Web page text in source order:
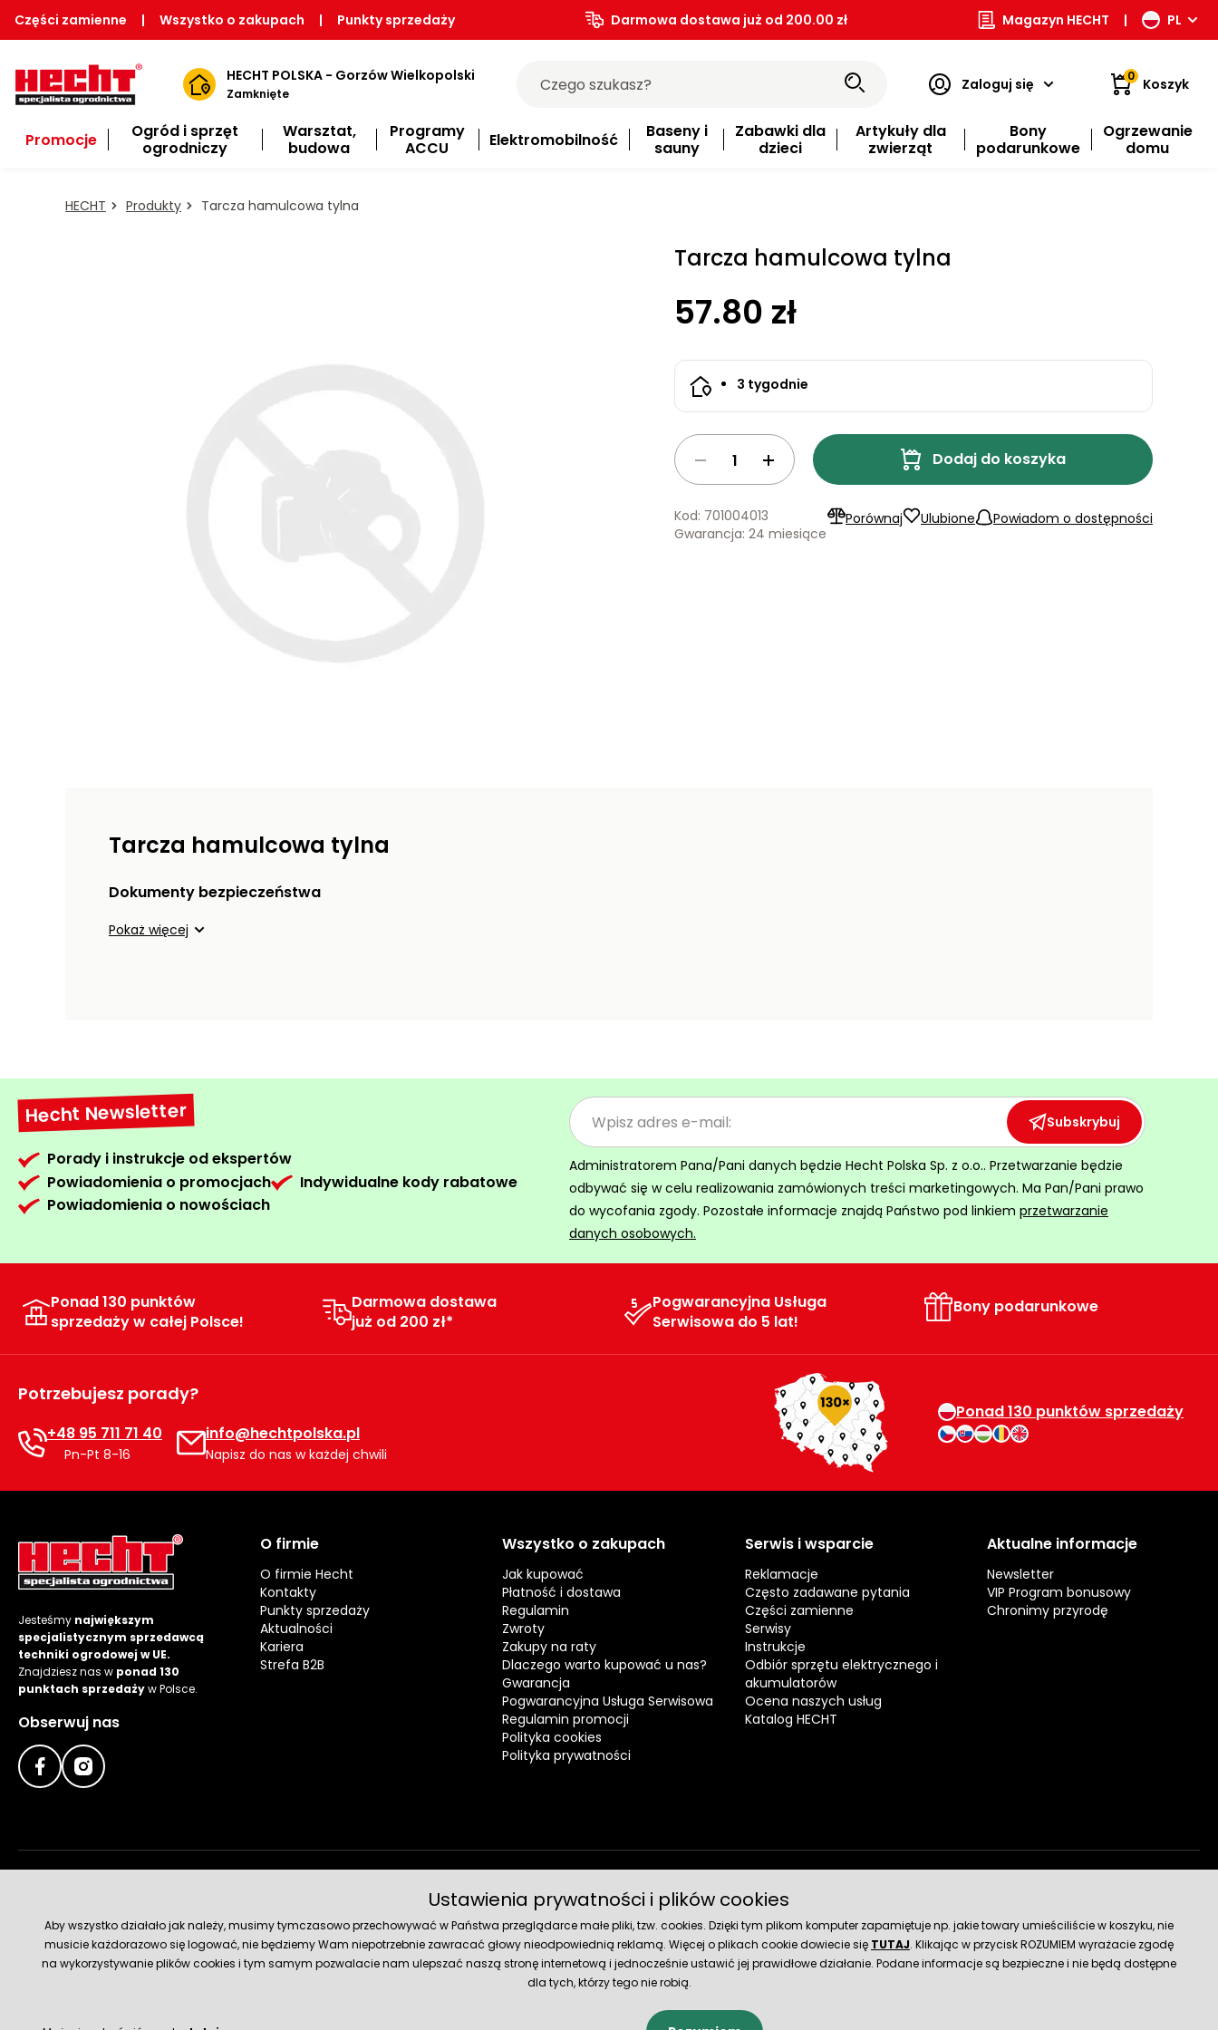
Części zamienne | Wszystko o zakupach | Punkty sprzedaży Darmowa dostawa już od 200.00 zł Magazyn HECHT | PL
HECHT POLSKA - Gorzów Wielkopolski
Zamknięte
Zaloguj się 0 Koszyk
Promocje
Ogród i sprzęt
ogrodniczy
Warsztat,
budowa
Programy
ACCU
Elektromobilność
Baseny i
sauny
Zabawki dla
dzieci
Artykuły dla
zwierząt
Bony
podarunkowe
Ogrzewanie
domu
HECHT Produkty Tarcza hamulcowa tylna
Tarcza hamulcowa tylna
57.80 zł
3 tygodnie
Dodaj do koszyka
Porównaj Ulubione Powiadom o dostępności
Kod: 701004013
Gwarancja: 24 miesiące
Tarcza hamulcowa tylna
Dokumenty bezpieczeństwa
Pokaż więcej
Hecht Newsletter
Porady i instrukcje od ekspertów
Powiadomienia o promocjach
Indywidualne kody rabatowe
Powiadomienia o nowościach
Subskrybuj
Administratorem Pana/Pani danych będzie Hecht Polska Sp. z o.o.. Przetwarzanie będzie
odbywać się w celu realizowania zamówionych treści marketingowych. Ma Pan/Pani prawo
do wycofania zgody. Pozostałe informacje znajdą Państwo pod linkiem przetwarzanie
danych osobowych.
Ponad 130 punktów
sprzedaży w całej Polsce!
Darmowa dostawa
już od 200 zł*
Pogwarancyjna Usługa
Serwisowa do 5 lat!
Bony podarunkowe
Potrzebujesz porady?
+48 95 711 71 40
Pn-Pt 8-16
info@hechtpolska.pl
Napisz do nas w każdej chwili
Ponad 130 punktów sprzedaży
Jesteśmy największym
specjalistycznym sprzedawcą
techniki ogrodowej w UE.
Znajdziesz nas w ponad 130
punktach sprzedażyw Polsce.
Obserwuj nas
O firmie
O firmie Hecht
Kontakty
Punkty sprzedaży
Aktualności
Kariera
Strefa B2B
Wszystko o zakupach
Jak kupować
Płatność i dostawa
Regulamin
Zwroty
Zakupy na raty
Dlaczego warto kupować u nas?
Gwarancja
Pogwarancyjna Usługa Serwisowa
Regulamin promocji
Polityka cookies
Polityka prywatności
Serwis i wsparcie
Reklamacje
Często zadawane pytania
Części zamienne
Serwisy
Instrukcje
Odbiór sprzętu elektrycznego i
akumulatorów
Ocena naszych usług
Katalog HECHT
Aktualne informacje
Newsletter
VIP Program bonusowy
Chronimy przyrodę
Metody dostawy
Ustawienia prywatności i plików cookies
Aby wszystko działało jak należy, musimy tymczasowo przechowywać w Państwa przeglądarce małe pliki, tzw. cookies. Dzięki tym plikom komputer zapamiętuje np. jakie towary umieściliście w koszyku, nie
musicie każdorazowo się logować, nie będziemy Wam niepotrzebnie zawracać głowy nieodpowiednią reklamą. Więcej o plikach cookie dowiecie się TUTAJ. Klikając w przycisk ROZUMIEM wyrażacie zgodę
na wykorzystywanie plików cookies i tym samym pozwalacie nam ulepszać naszą stronę internetową i jednocześnie ustawić jej prawidłowe działanie. Podane informacje są bezpieczne i nie będą dostępne
dla tych, którzy tego nie robią.